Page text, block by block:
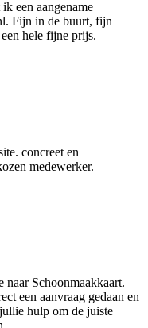
een aangename
Fijn in de buurt, fijn
hele fijne prijs.
concreet en
medewerker.
naar Schoonmaakkaart.
een aanvraag gedaan en
hulp om de juiste